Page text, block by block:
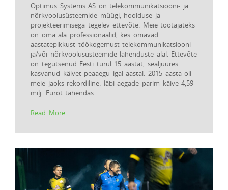
Optimus Systems AS on telekommunikatsiooni- ja
nõrkvoolusüsteemide müügi, hoolduse ja
projekteerimisega tegelev ettevõte. Meie töötajateks
on oma ala professionaalid, kes omavad
aastatepikkust töökogemust telekommunikatsiooni-
ja/või nõrkvoolusüsteemide lahenduste alal. Ettevõte
on tegutsenud Eesti turul 15 aastat, sealjuures
kasvanud käivet peaaegu igal aastal. 2015 aasta oli
meie jaoks rekordiline: läbi aegade parim käive 4,59
milj. Eurot tähendas
Read More…